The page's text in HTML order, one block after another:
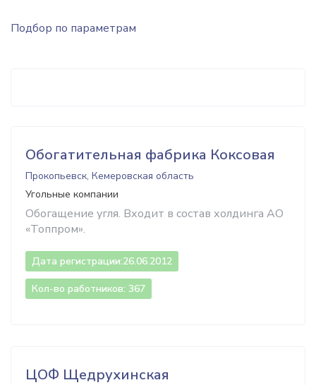
Обогатительная фабрика Коксовая
Прокопьевск, Кемеровская область
Угольные компании
Обогащение угля. Входит в состав холдинга АО
«Топпром».
Дата регистрации:26.06.2012
Кол-во работников: 367
ЦОФ Щедрухинская
Подбор по параметрам